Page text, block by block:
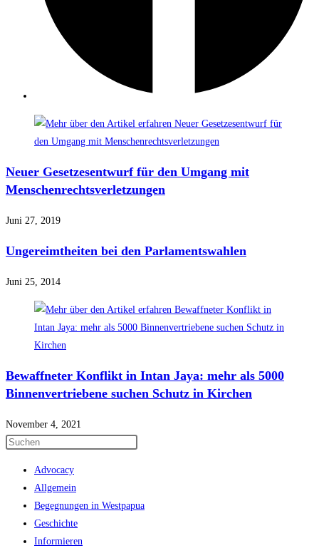
Neuer Gesetzesentwurf für den Umgang mit
Menschenrechtsverletzungen
Juni 27, 2019
Ungereimtheiten bei den Parlamentswahlen
Juni 25, 2014
Bewaffneter Konflikt in Intan Jaya: mehr als 5000
Binnenvertriebene suchen Schutz in Kirchen
November 4, 2021
the
Advocacy
Allgemein
Begegnungen in Westpapua
Geschichte
Informieren